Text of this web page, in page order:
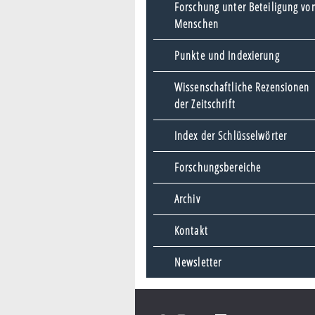
Forschung unter Beteiligung
Menschen
Punkte und Indexierung
Wissenschaftliche Rezensionen
der Zeitschrift
Index der Schlüsselwörter
Forschungsbereiche
Archiv
Kontakt
Newsletter